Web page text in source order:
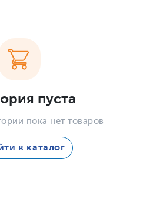
пуста
пока нет товаров
в каталог